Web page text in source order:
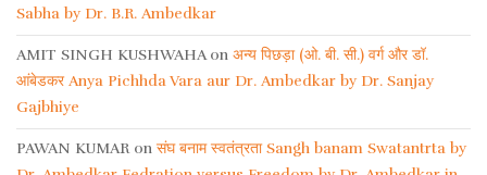
Sabha by Dr. B.R. Ambedkar
AMIT SINGH KUSHWAHAon अन्य पिछड़ा (ओ. बी. सी.) वर्ग और डॉ.
आंबेडकर Anya Pichhda Vara aur Dr. Ambedkar by Dr. Sanjay
Gajbhiye
PAWAN KUMARon संघ बनाम स्वतंत्रता Sangh banam Swatantrta by